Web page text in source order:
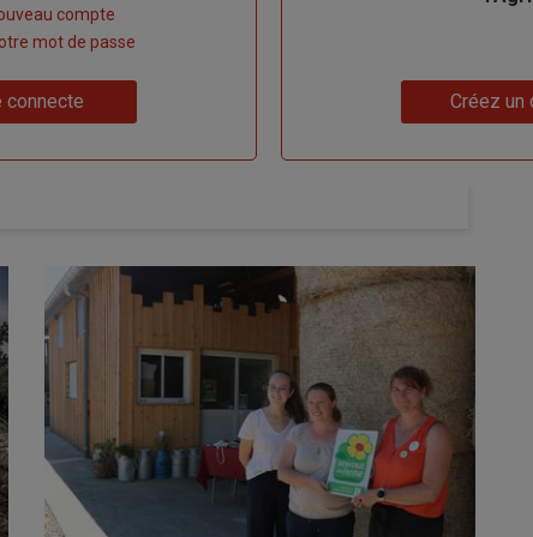
compte
mot de passe
connecte Créez un